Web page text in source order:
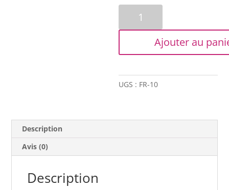
Fil
raphia
Paille
Ajouter au
UGS : FR-10
Description
Avis (0)
Description